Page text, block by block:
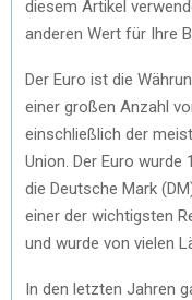
diesem Artikel
anderen Wert für Ihre
Der Euro ist die
einer großen Anzahl
einschließlich der
Union. Der Euro wurde
die Deutsche Mark
einer der wichtigsten
und wurde von vielen
In den letzten Jahren